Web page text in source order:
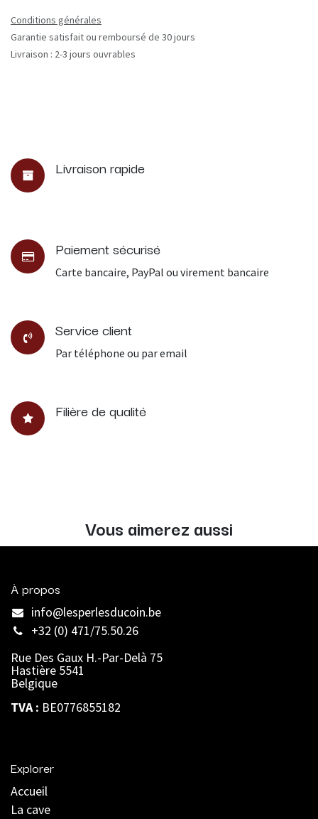
Conditions générales
Garantie satisfait ou remboursé de 30 jours
Livraison : 2-3 jours ouvrables
Livraison rapide
Paiement sécurisé
Carte bancaire, PayPal ou virement bancaire
Service client
Par téléphone ou par email
Filière de qualité
Vous aimerez aussi
À propos
info@lesperlesducoin.be​
+32 (0) 471/75.50.26
Rue Des Gaux H.-Par-Delà 75
Hastière 5541
Belgique
TVA : BE0776855182
Explorer
Accueil
La cave